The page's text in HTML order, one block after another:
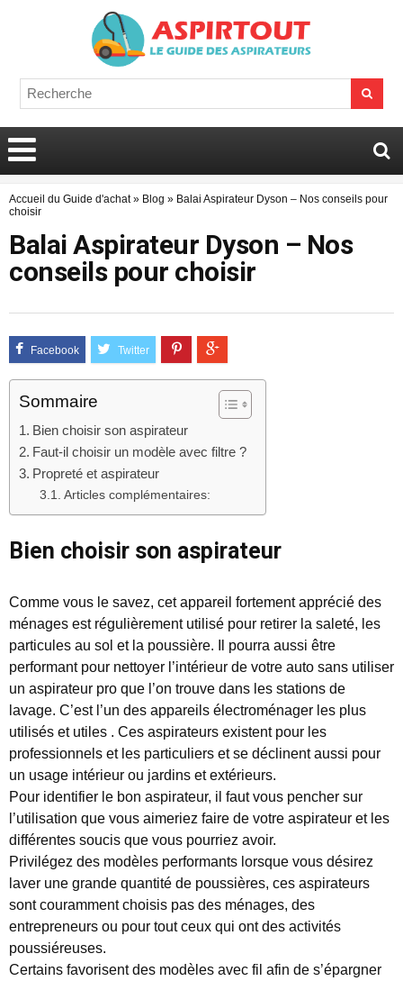
Accueil du Guide d'achat» Blog » Balai Aspirateur Dyson – Nos conseils pour
choisir
Balai Aspirateur Dyson – Nos
conseils pour choisir
Sommaire
Bien choisir son aspirateur
Faut-il choisir un modèle avec filtre ?
Propreté et aspirateur
Articles complémentaires:
Bien choisir son aspirateur
Comme vous le savez, cet appareil fortement apprécié des
ménages est régulièrement utilisé pour retirer la saleté, les
particules au sol et la poussière. Il pourra aussi être
performant pour nettoyer l’intérieur de votre auto sans utiliser
un aspirateur pro que l’on trouve dans les stations de
lavage. C’est l’un des appareils électroménager les plus
utilisés et utiles . Ces aspirateurs existent pour les
professionnels et les particuliers et se déclinent aussi pour
un usage intérieur ou jardins et extérieurs.
Pour identifier le bon aspirateur, il faut vous pencher sur
l’utilisation que vous aimeriez faire de votre aspirateur et les
différentes soucis que vous pourriez avoir.
Privilégez des modèles performants lorsque vous désirez
laver une grande quantité de poussières, ces aspirateurs
sont couramment choisis pas des ménages, des
entrepreneurs ou pour tout ceux qui ont des activités
poussiéreuses.
Certains favorisent des modèles avec fil afin de s’épargner